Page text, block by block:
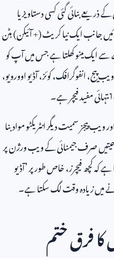
بنائی گئی کسی دستاویز یا
جانب ایک نیا کریٹ (+ آئیکن) بٹن
ایک مینو کھلتا ہے جس میں آپ کو
انفوگرافک، کوئز، آڈیو اوورویو،
مفید فیچر ہے۔
پیجز سمیت دیگر انٹریکٹو مواد بنا
صرف جیمنائی کے ویب ورژن پر
کہ کچھ فیچرز، خاص طور پر ’آڈیو
میں زیادہ وقت لگ سکتا ہے۔
فرق ختم